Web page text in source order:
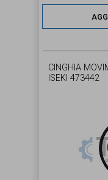
CINGHIA
ISEKI 473442